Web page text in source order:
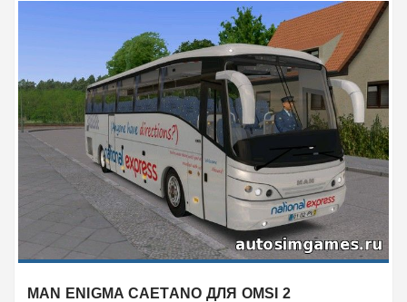
MAN ENIGMA CAETANO ДЛЯ OMSI 2